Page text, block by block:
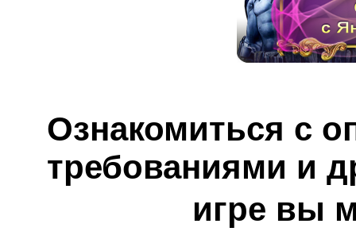
Ознакомиться с
требованиями и
игре вы